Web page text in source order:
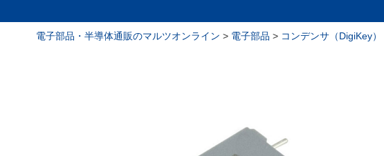
電子部品・半導体通販のマルツオンライン > 電子部品 > コンデンサ（DigiKey）